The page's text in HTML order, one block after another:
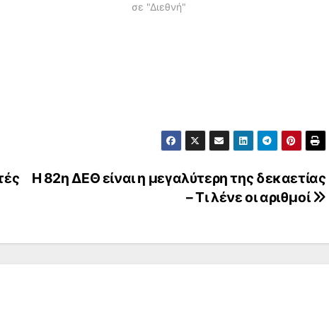
σε "Διεθνή"
Η 82η ΔΕΘ είναι η μεγαλύτερη της δεκαετίας
– Τι λένε οι αριθμοί